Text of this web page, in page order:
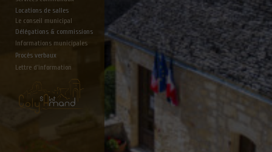
Locations de salles
Le conseil municipal
Délégations & commissions
Informations municipales
Lettre d'information
Procès verbaux